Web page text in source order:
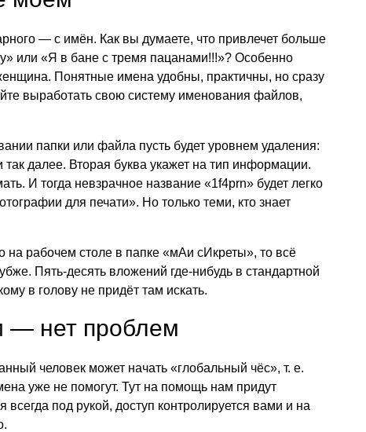
— с имён. Как вы думаете, что привлечет больше
или «Я в бане с тремя пацанами!!!»? Особенно
Понятные имена удобны, практичны, но сразу
выработать свою систему именования файлов,
папки или файла пусть будет уровнем удаления:
далее. Вторая буква укажет на тип информации.
И тогда невзрачное название «1f4prn» будет легко
для печати». Но только теми, кто знает
рабочем столе в папке «мАи сИкреты», то всё
Пять-десять вложений где-нибудь в стандартной
в голову не придёт там искать.
— нет проблем
человек может начать «глобальный чёс», т. е.
уже не помогут. Тут на помощь нам придут
под рукой, доступ контролируется вами и на